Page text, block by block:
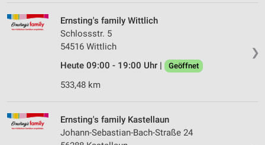
❯
Ernsting's family Wittlich
Schlossstr. 5
54516 Wittlich
Heute 09:00 - 19:00 Uhr |
Geöffnet
533,48 km
Ernsting's family Kastellaun
Johann-Sebastian-Bach-Straße 24